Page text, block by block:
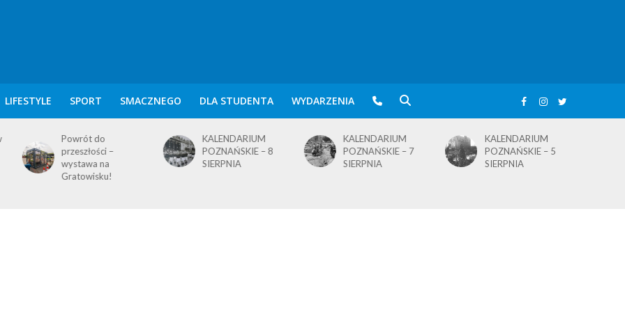
LIFESTYLE SPORT SMACZNEGO DLA STUDENTA WYDARZENIA
KALENDARIUM
POZNAŃSKIE – 8
SIERPNIA
KALENDARIUM
POZNAŃSKIE – 7
SIERPNIA
KALENDARIUM
POZNAŃSKIE – 5
SIERPNIA
KALENDARIUM
POZNAŃSKIE – 4
SIERPNIA